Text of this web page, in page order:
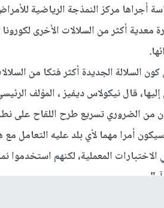
أجراها مركز النمذجة الرياضية
السلالة الجديدة أكثر فتكا من
إليها، قال نيكولاس ديفيز ، المؤلف
من الضروري تسريع طرح اللقاح على
أمرا مهما لأي بلد عليه التعامل مع
المعملية، لكنهم استخدموا